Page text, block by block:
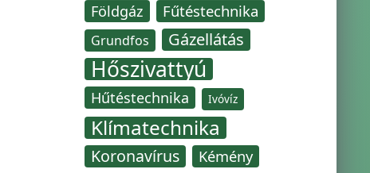
Földgáz Fűtéstechnika
Grundfos Gázellátás
Hőszivattyú
Hűtéstechnika Ivóvíz
Klímatechnika
Koronavírus Kémény